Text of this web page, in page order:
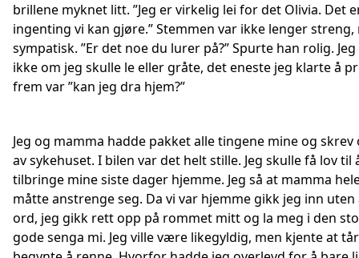
brillene myknet litt. ”Jeg er virkelig lei for det Olivia. Det
ingenting vi kan gjøre.” Stemmen var ikke lenger streng,
sympatisk. ”Er det noe du lurer på?” Spurte han rolig.
ikke om jeg skulle le eller gråte, det eneste jeg klarte å
frem var ”kan jeg dra hjem?”
Jeg og mamma hadde pakket alle tingene mine og skrev
av sykehuset. I bilen var det helt stille. Jeg skulle få lov til
tilbringe mine siste dager hjemme. Jeg så at mamma
måtte anstrenge seg. Da vi var hjemme gikk jeg inn uten
ord, jeg gikk rett opp på rommet mitt og la meg i den
gode senga mi. Jeg ville være likegyldig, men kjente at